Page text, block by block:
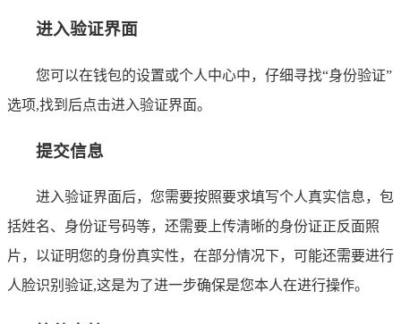
进入验证界面
您可以在钱包的设置或个人中心中，仔细寻找“身份验证”
选项,找到后点击进入验证界面。
提交信息
进入验证界面后，您需要按照要求填写个人真实信息，包
括姓名、身份证号码等，还需要上传清晰的身份证正反面照
片，以证明您的身份真实性，在部分情况下，可能还需要进行
人脸识别验证,这是为了进一步确保是您本人在进行操作。